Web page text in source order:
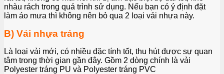
nhàu rách trong quá trình sử dụng. Nếu bạn có ý định đặt
làm áo mưa thì không nên bỏ qua 2 loại vải nhựa này.
B) Vải nhựa tráng
Là loại vải mới, có nhiều đặc tính tốt, thu hút được sự quan
tâm trong thời gian gần đây. Gồm 2 dòng chính là vải
Polyester tráng PU và Polyester tráng PVC